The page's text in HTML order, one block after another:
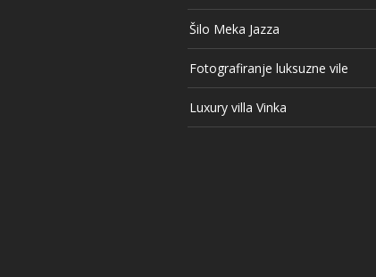
Šilo Meka Jazza
Fotografiranje luksuzne vile
Luxury villa Vinka